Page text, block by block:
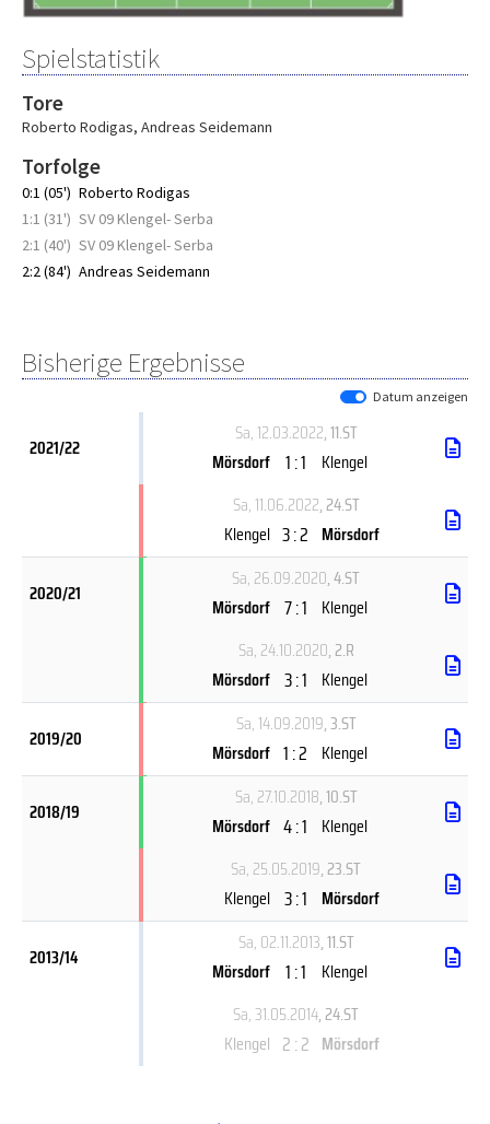
Spielstatistik
Tore
Roberto Rodigas, Andreas Seidemann
Torfolge
0:1 (05') Roberto Rodigas
1:1 (31') SV 09 Klengel- Serba
2:1 (40') SV 09 Klengel- Serba
2:2 (84') Andreas Seidemann
Bisherige Ergebnisse
Datum anzeigen
2021/22
Sa, 12.03.2022, 11.ST
Mörsdorf 1 : 1
Klengel
Sa, 11.06.2022, 24.ST
Klengel 3 : 2 Mörsdorf
2020/21
Sa, 26.09.2020, 4.ST
Mörsdorf 7 : 1 Klengel
Sa, 24.10.2020, 2.R
Mörsdorf 3 : 1 Klengel
2019/20
Sa, 14.09.2019, 3.ST
Mörsdorf 1 : 2 Klengel
2018/19
Sa, 27.10.2018, 10.ST
Mörsdorf 4 : 1 Klengel
Sa, 25.05.2019, 23.ST
Klengel 3 : 1 Mörsdorf
2013/14
Sa, 02.11.2013, 11.ST
Mörsdorf 1 : 1
Klengel
Sa, 31.05.2014, 24.ST
Klengel 2 : 2 Mörsdorf